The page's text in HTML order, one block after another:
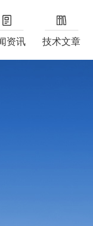
资讯 技术文章